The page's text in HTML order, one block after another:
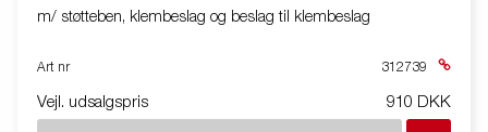
m/ støtteben, klembeslag og beslag til klembeslag
Art nr 312739
Vejl. udsalgspris 910 DKK